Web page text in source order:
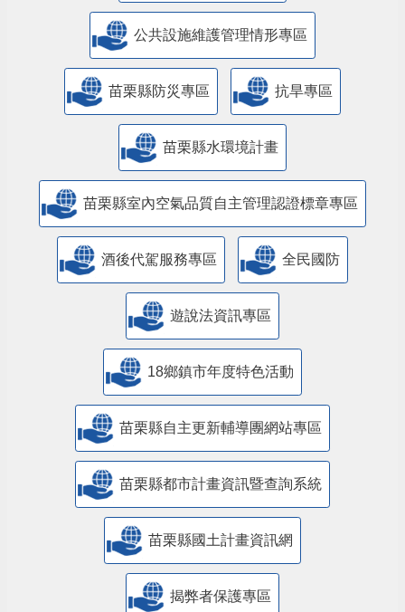
​公共設施維護管理情形專區
苗栗縣防災專區 抗旱專區
苗栗縣水環境計畫
苗栗縣室內空氣品質自主管理認證標章專區
酒後代駕服務專區 全民國防
遊說法資訊專區
18鄉鎮市年度特色活動
苗栗縣自主更新輔導團網站專區
苗栗縣都市計畫資訊暨查詢系統
苗栗縣國土計畫資訊網
揭弊者保護專區